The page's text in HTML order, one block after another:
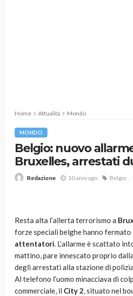
Home Attualità Mondo
MONDO
Belgio: nuovo
Bruxelles, arrestati
Redazione 10 anni ago Belgio
Resta alta l’allerta terrorismo a
forze speciali belghe hanno fermato
attentatori. L’allarme è scattato
mattino, pare innescato proprio
degli arrestati alla stazione di
Al telefono l’uomo minacciava di
commerciale, il City 2, situato nel